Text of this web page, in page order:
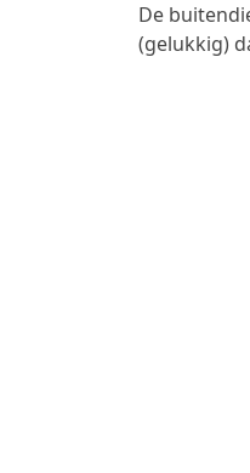
De
(gelukkig)